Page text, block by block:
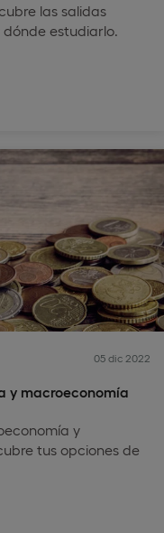
las salidas
dónde estudiarlo.
05 dic 2022
y macroeconomía
y
tus opciones de